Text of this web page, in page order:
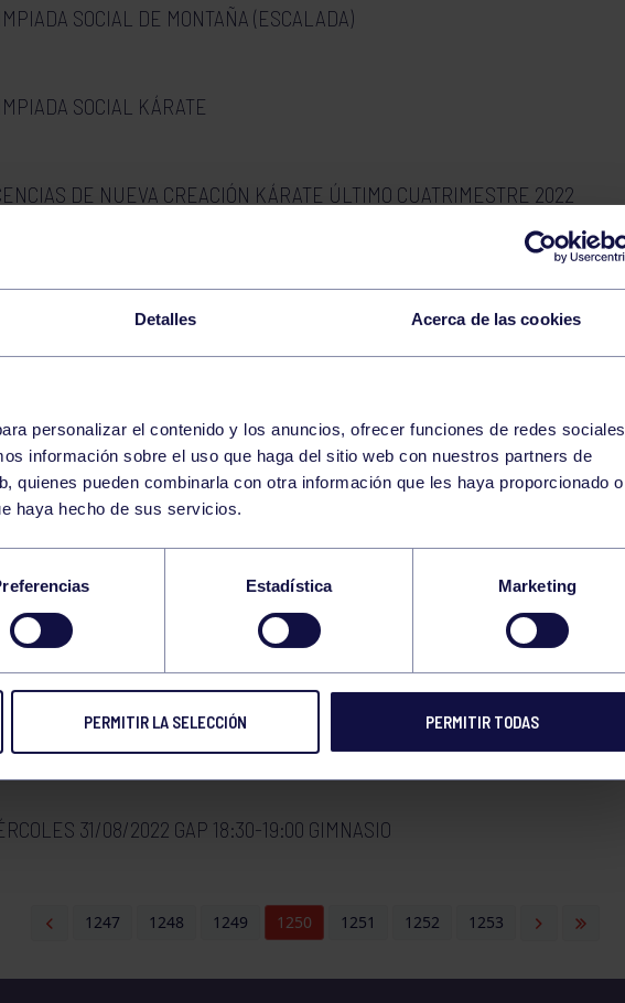
Detalles Acerca de las cookies
personalizar el contenido y los anuncios, ofrecer funciones de redes sociales
información sobre el uso que haga del sitio web con nuestros partners de
quienes pueden combinarla con otra información que les haya proporcionado o
haya hecho de sus servicios.
Estadística Marketing
PERMITIR LA SELECCIÓN PERMITIR TODAS
SOCIAL DE MONTAÑA (ESCALADA)
SOCIAL KÁRATE
DE NUEVA CREACIÓN KÁRATE ÚLTIMO CUATRIMESTRE 2022
01/09/2022 GAP 09:30-10:00 GIMNASIO
MIÉRCOLES
AGOSTO 2022
SOCIAL GAF
31/08/2022 GAP 18:30-19:00 GIMNASIO
1247 1248 1249 1250 1251 1252 1253